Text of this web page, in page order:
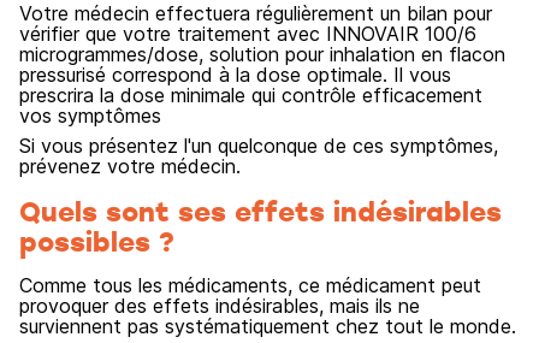
Votre médecin effectuera régulièrement un bilan pour
vérifier que votre traitement avec INNOVAIR 100/6
microgrammes/dose, solution pour inhalation en flacon
pressurisé correspond à la dose optimale. Il vous
prescrira la dose minimale qui contrôle efficacement
vos symptômes
Si vous présentez l'un quelconque de ces symptômes,
prévenez votre médecin.
Quels sont ses effets indésirables
possibles ?
Comme tous les médicaments, ce médicament peut
provoquer des effets indésirables, mais ils ne
surviennent pas systématiquement chez tout le monde.